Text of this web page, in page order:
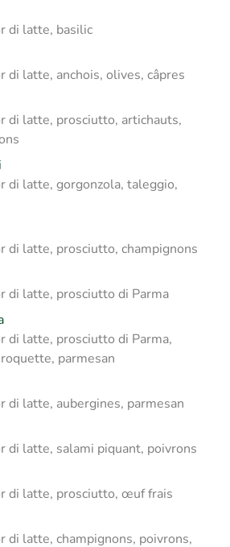
di latte, basilic
di latte, anchois, olives, câpres
di latte, prosciutto, artichauts,
di latte, gorgonzola, taleggio,
di latte, prosciutto, champignons
di latte, prosciutto di Parma
di latte, prosciutto di Parma,
parmesan
di latte, aubergines, parmesan
di latte, salami piquant, poivrons
di latte, prosciutto, œuf frais
di latte, champignons, poivrons,